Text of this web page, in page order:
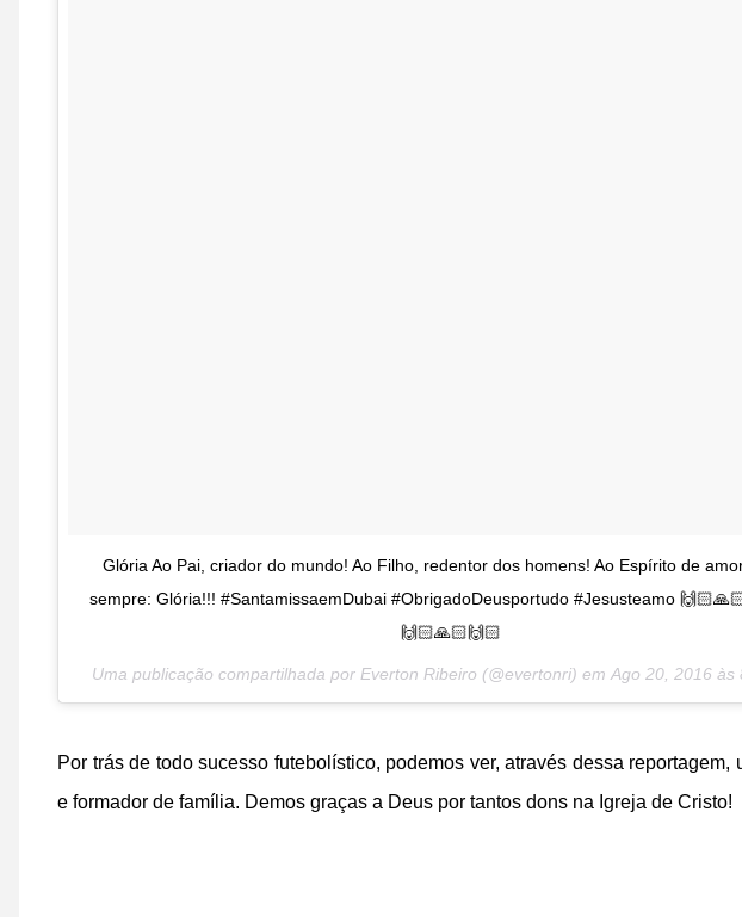
Glória Ao Pai, criador do mundo! Ao Filho, redentor dos homens! Ao Espírito de
sempre: Glória!!! #SantamissaemDubai #ObrigadoDeusportudo #Jesusteamo
🙌🏻🙏🏻🙌🏻
Uma publicação compartilhada por Everton Ribeiro (@evertonri) em Ago 20, 2016 às
Por trás de todo sucesso futebolístico, podemos ver, através dessa reportagem,
e formador de família. Demos graças a Deus por tantos dons na Igreja de Cristo!